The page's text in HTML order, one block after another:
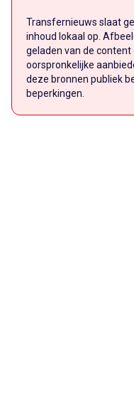
Transfernieuws slaat
inhoud lokaal op.
geladen van de content
oorspronkelijke
deze bronnen publiek
beperkingen.